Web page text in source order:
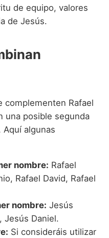
de equipo, valores
de Jesús.
complementen Rafael
una posible segunda
algunas
nombre: Rafael
Rafael David, Rafael
nombre: Jesús
Jesús Daniel.
Si consideráis utilizar